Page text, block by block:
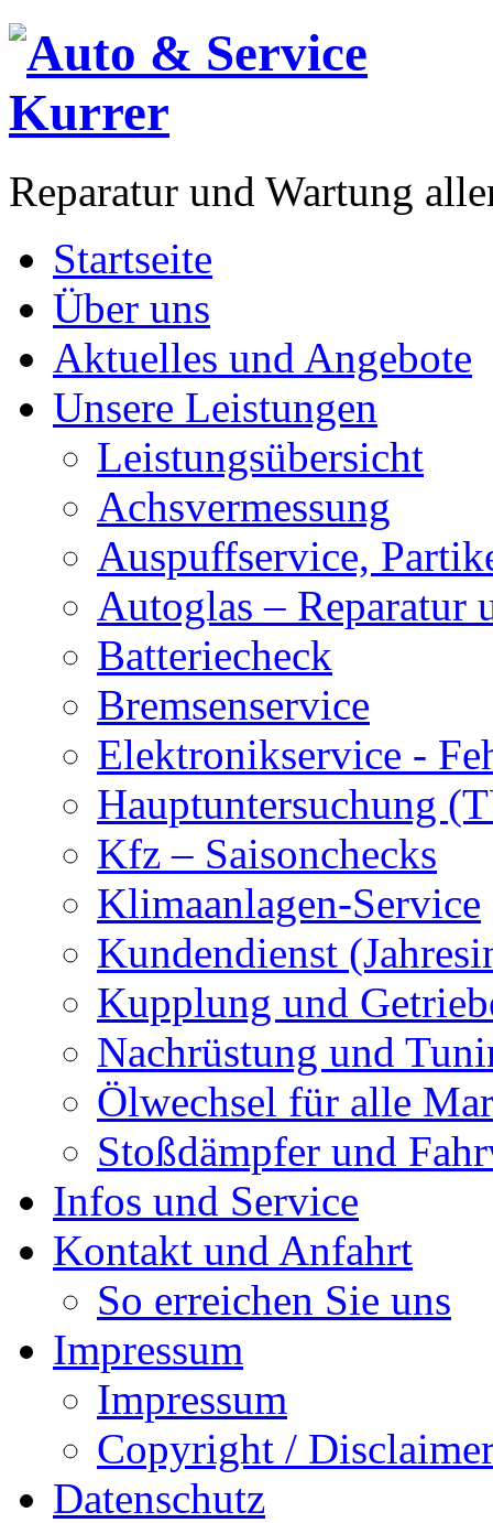
Reparatur und Wartung
Startseite
Über uns
Aktuelles und Angebote
Unsere Leistungen
Leistungsübersicht
Achsvermessung
Auspuffservice,
Autoglas – Reparatur
Batteriecheck
Bremsenservice
Elektronikservice -
Hauptuntersuchung
Kfz – Saisonchecks
Klimaanlagen-Service
Kundendienst
Kupplung und
Nachrüstung und
Ölwechsel für alle
Stoßdämpfer und
Infos und Service
Kontakt und Anfahrt
So erreichen Sie uns
Impressum
Impressum
Copyright /
Datenschutz